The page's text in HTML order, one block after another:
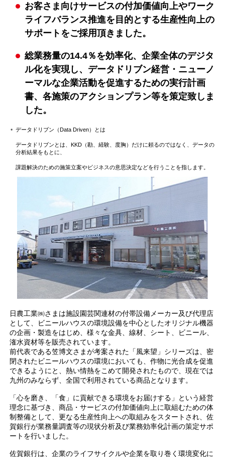
お客さま向けサービスの付加価値向上やワーク
ライフバランス推進を目的とする生産性向上の
サポートをご採用頂きました。
総業務量の14.4％を効率化、企業全体のデジタ
ル化を実現し、データドリブン経営・ニューノ
ーマルな企業活動を促進するための実行計画
書、各施策のアクションプラン等を策定致しま
した。
データドリブン（Data Driven）とは
データドリブンとは、KKD（勘、経験、度胸）だけに頼るのではなく、データの
分析結果をもとに、
課題解決のための施策立案やビジネスの意思決定などを行うことを指します。
日農工業㈱さまは施設園芸関連材の付帯設備メーカー及び代理店
として、ビニールハウスの環境設備を中心としたオリジナル機器
の企画・製造をはじめ、様々な金具、線材、シート、ビニール、
潅水資材等を販売されています。
前代表である笠博文さまが考案された「風来望」シリーズは、密
閉されたビニールハウスの環境においても、作物に光合成を促進
できるようにと、熱い情熱をこめて開発されたもので、現在では
九州のみならず、全国で利用されている商品となります。
「心を磨き、「食」に貢献できる環境をお届けする」という経営
理念に基づき、商品・サービスの付加価値向上に取組むための体
制整備として、更なる生産性向上への取組みをスタートされ、佐
賀銀行が業務量調査等の現状分析及び業務効率化計画の策定サポ
ートを行いました。
佐賀銀行は、企業のライフサイクルや企業を取り巻く環境変化に